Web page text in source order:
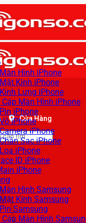
Cửa Hàng
Hình iPhone
Kính iPhone
Lưng iPhone
Cáp Màn Hình iPhone
iPhone
iPhone
iPhone
Sạc iPhone
iPhone
ID iPhone
iPhone
Hình Samsung
Kính Samsung
Samsung
Cáp Màn Hình